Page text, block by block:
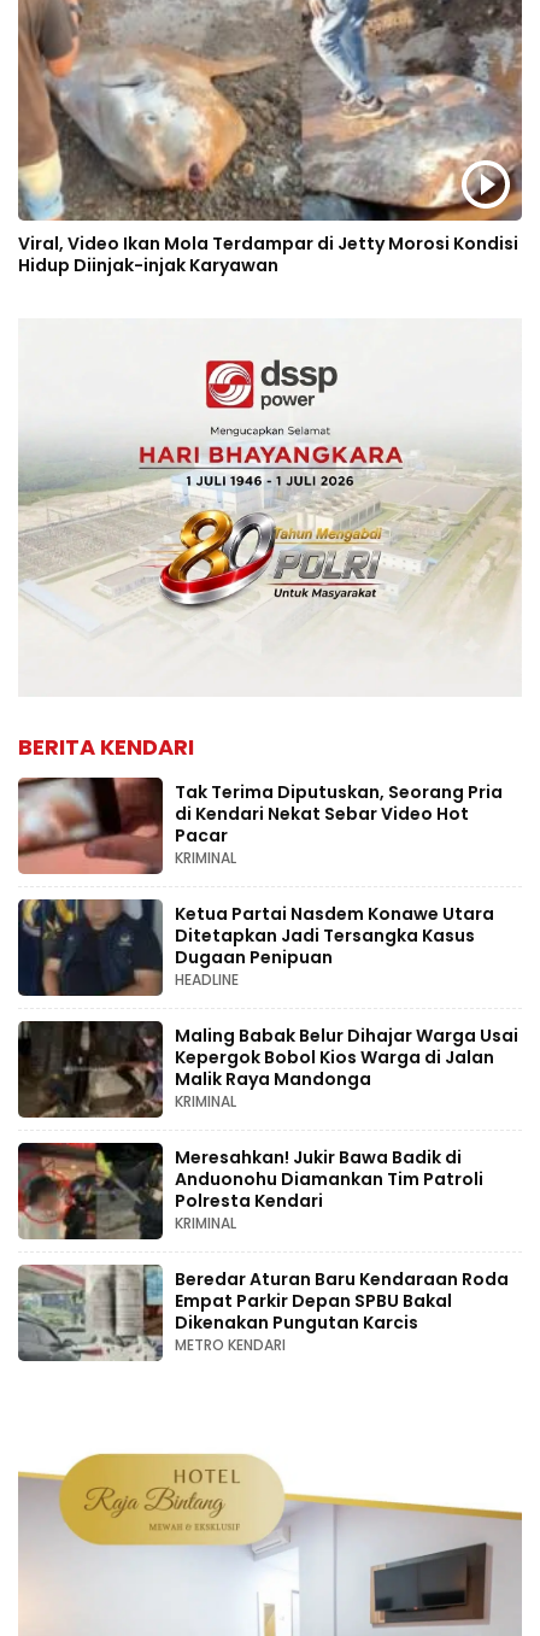
Viral, Video Ikan Mola Terdampar di Jetty Morosi Kondisi
Hidup Diinjak-injak Karyawan
BERITA KENDARI
Tak Terima Diputuskan, Seorang Pria
di Kendari Nekat Sebar Video Hot
Pacar
KRIMINAL
Ketua Partai Nasdem Konawe Utara
Ditetapkan Jadi Tersangka Kasus
Dugaan Penipuan
HEADLINE
Maling Babak Belur Dihajar Warga Usai
Kepergok Bobol Kios Warga di Jalan
Malik Raya Mandonga
KRIMINAL
Meresahkan! Jukir Bawa Badik di
Anduonohu Diamankan Tim Patroli
Polresta Kendari
KRIMINAL
Beredar Aturan Baru Kendaraan Roda
Empat Parkir Depan SPBU Bakal
Dikenakan Pungutan Karcis
METRO KENDARI